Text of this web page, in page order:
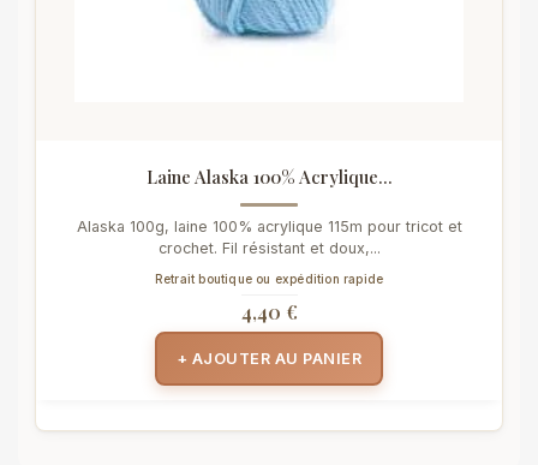
Laine Alaska 100% Acrylique...
Alaska 100g, laine 100% acrylique 115m pour tricot et
crochet. Fil résistant et doux,...
Retrait boutique ou expédition rapide
4,40 €
+ AJOUTER AU PANIER